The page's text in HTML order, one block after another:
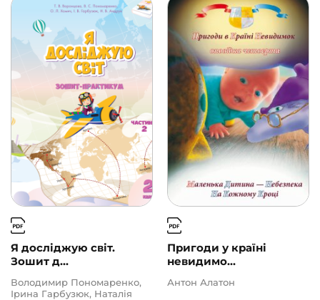
Ще одну сторінку(10)
АВТОРИ
ЦІНА
2 1000
Я досліджую світ.
Зошит д...
Володимир Пономаренко,
Ірина Гарбузюк, Наталія
Пригоди у країні
невидимо...
Антон Алатон